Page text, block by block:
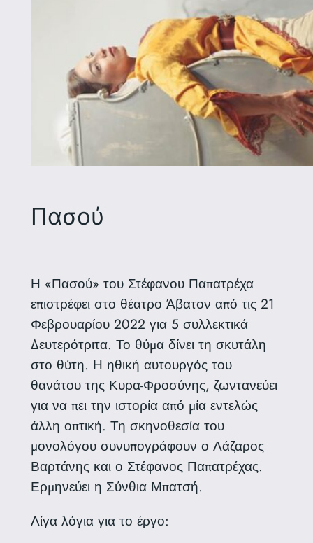
Πασού
Η «Πασού» του Στέφανου Παπατρέχα
επιστρέφει στο θέατρο Άβατον από τις 21
Φεβρουαρίου 2022 για 5 συλλεκτικά
Δευτερότριτα. Το θύμα δίνει τη σκυτάλη
στο θύτη. Η ηθική αυτουργός του
θανάτου της Κυρα-Φροσύνης, ζωντανεύει
για να πει την ιστορία από μία εντελώς
άλλη οπτική. Τη σκηνοθεσία του
μονολόγου συνυπογράφουν ο Λάζαρος
Βαρτάνης και ο Στέφανος Παπατρέχας.
Ερμηνεύει η Σύνθια Μπατσή.
Λίγα λόγια για το έργο: